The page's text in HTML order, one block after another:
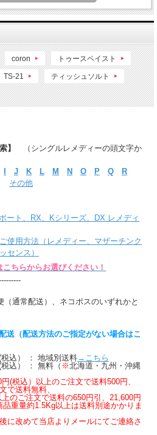
coron トゥースペイスト
TS-21 ティッシュソルト
索】
（シングルレメディーの頭文字か
J K L M N O P Q
R
その他
ート、RX、Kシリーズ、DX レメディ
使用方法（レメディー、マザーチンク
センス）
ちらからお選びください！
通常配送）、ネコポスのいずれかと
（配送方法のご指定がない場合はこ
込） ： 地域別送料→こちら
込） ： 無料（ ※北海道・九州・沖縄
(税込）以上のご注文で送料500円、
で送料無料、
のご注文で送料の650円引、21,600円
重量約1.5Kg以上は送料別途かかりま
に改めて当店よりメールにてご連絡さ